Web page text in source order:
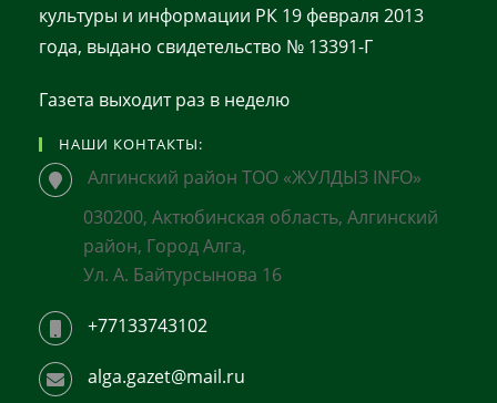
культуры и информации РК 19 февраля 2013
года, выдано свидетельство № 13391-Г
Газета выходит раз в неделю
НАШИ КОНТАКТЫ:
Алгинский район ТОО «ЖУЛДЫЗ INFO»
030200, Актюбинская область, Алгинский
район, Город Алга,
Ул. А. Байтурсынова 16
+77133743102
alga.gazet@mail.ru